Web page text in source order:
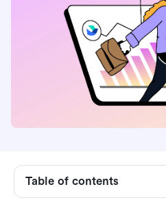
Table of contents
Prinsip utama pengurusan
yang berkesan
pengurusan rantaian